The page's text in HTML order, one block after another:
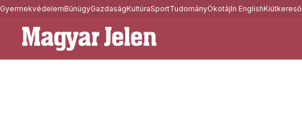
GyermekvédelemBűnügyGazdaságKultúraSportTudományÖkotájIn EnglishKiútkereső